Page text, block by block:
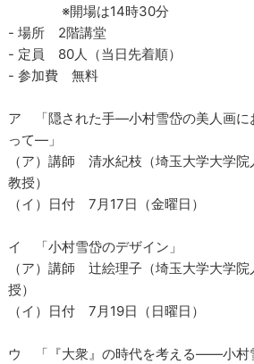
※開場は14時30分
- 場所 2階講堂
- 定員 80人（当日先着順）
- 参加費 無料
ア 「隠された手―小村雪岱の美人画に
って―」
（ア）講師 清水紀枝（埼玉大学大学
教授）
（イ）日付 7月17日（金曜日）
イ 「小村雪岱のデザイン」
（ア）講師 辻絵理子（埼玉大学大学
授）
（イ）日付 7月19日（日曜日）
ウ 「『大衆』の時代を考える――小村